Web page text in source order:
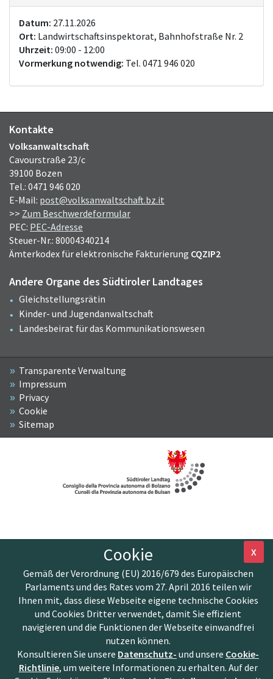
Datum: 27.11.2026
Ort: Landwirtschaftsinspektorat, Bahnhofstraße Nr. 2
Uhrzeit: 09:00 - 12:00
Vormerkung notwendig: Tel. 0471 946 020
Kontakte
Volksanwaltschaft
Cavourstraße 23/c
39100 Bozen
Tel.: 0471 946 020
E-Mail: post@volksanwaltschaft.bz.it
>> Zum Beschwerdeformular
PEC: PEC-Adresse
Steuer-Nr.: 80004340214
Ämterkodex für elektronische Fakturierung CQZIP2
Andere Organe des Südtiroler Landtages
Gleichstellungsrätin
Kinder- und Jugendanwaltschaft
Landesbeirat für das Kommunikationswesen
Transparente Verwaltung
Impressum
Privacy
Cookie
Sitemap
X
Cookie
Gemäß der Verordnung (EU) 2016/679 des Europäischen
Parlaments und des Rates vom 27. April 2016 teilen wir
Ihnen mit, dass diese Webseite eigene technische Cookies
und Cookies Dritter verwendet, damit Sie effizient
navigieren und die Funktionen der Webseite einwandfrei
nutzen können.
Konsultieren Sie unsere Datenschutz- und unsere Cookie-
Richtlinie, um weitere Informationen zu erhalten. Auf der